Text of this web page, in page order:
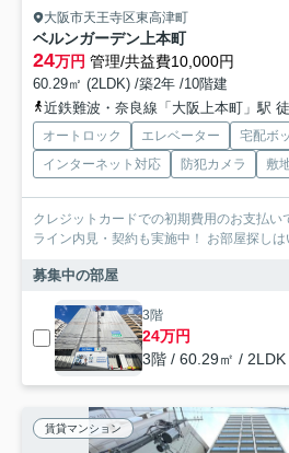
大阪市天王寺区東高津町
ベルンガーデン上本町
24万円 管理/共益費10,000円
60.29㎡ (2LDK) /築2年 /10階建
近鉄難波・奈良線「大阪上本町」駅
オートロック エレベーター
宅配ボ
インターネット対応
防犯カメラ 敷
クレジットカードでの初期費用のお支払い
ライン内見・契約も実施中！ お部屋探し
募集中の部屋
3階
24万円
3階 / 60.29㎡ / 2LDK
賃貸マンション